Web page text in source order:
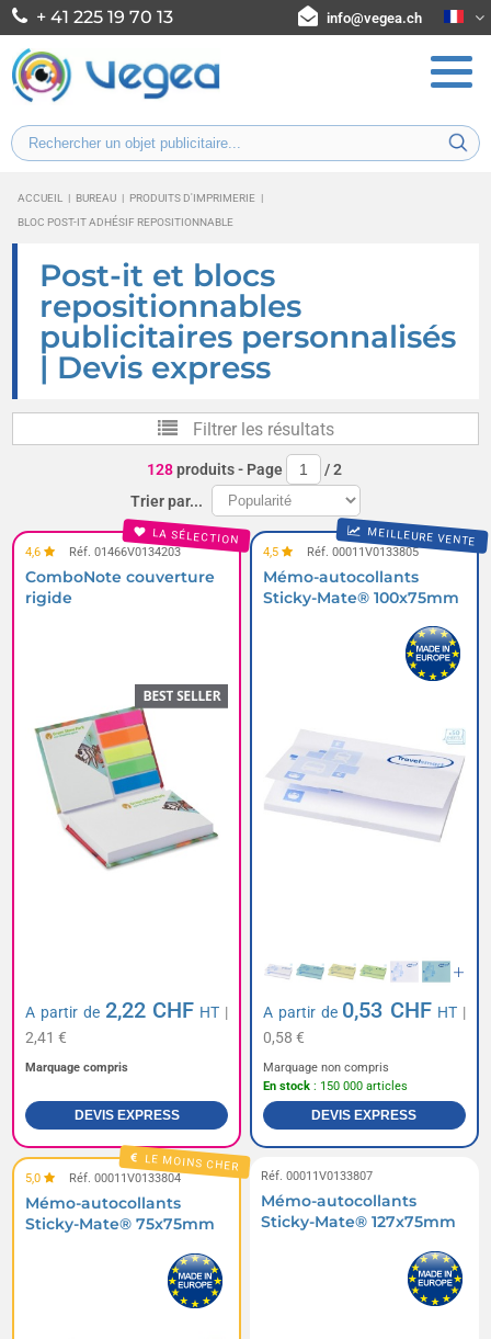
+ 41 225 19 70 13 info@vegea.ch
ACCUEIL | BUREAU | PRODUITS D'IMPRIMERIE |
BLOC POST-IT ADHÉSIF REPOSITIONNABLE
Post-it et blocs
repositionnables
publicitaires personnalisés
| Devis express
Filtrer les résultats
128produits- Page /2
Trier par...
LA SÉLECTION
4,6 Réf. 01466V0134203
ComboNote couverture
rigide
A partir de 2,22 CHF HT |
2,41 €
Marquage compris
DEVIS EXPRESS
MEILLEURE VENTE
4,5 Réf. 00011V0133805
Mémo-autocollants
Sticky-Mate® 100x75mm
A partir de 0,53 CHF HT |
0,58 €
Marquage non compris
En stock : 150 000 articles
DEVIS EXPRESS
LE MOINS CHER
5,0 Réf. 00011V0133804
Mémo-autocollants
Sticky-Mate® 75x75mm
Réf. 00011V0133807
Mémo-autocollants
Sticky-Mate® 127x75mm